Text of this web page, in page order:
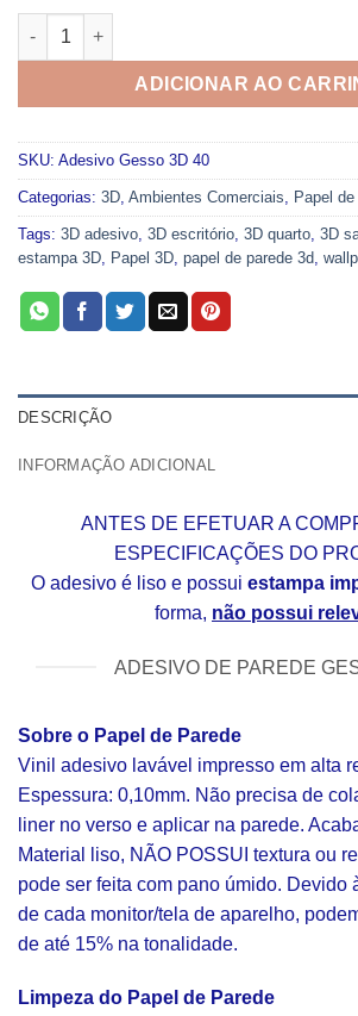
Adesivo de Parede Gesso 3D 040
ADICIONAR AO
SKU: Adesivo Gesso 3D 40
Categorias: 3D Ambientes Comerciais Papel
Tags: 3D adesivo 3D escritório 3D quarto 3D
estampa 3D
Papel 3D papel de parede 3d
DESCRIÇÃO
INFORMAÇÃO ADICIONAL
ANTES DE EFETUAR A
ESPECIFICAÇÕES DO
O adesivo é liso e possui estampa
forma, não possui
ADESIVO DE PAREDE
Sobre o Papel de Parede
Vinil adesivo lavável impresso em alta
Espessura: 0,10mm. Não precisa de
liner no verso e aplicar na parede.
Material liso, NÃO POSSUI textura ou
pode ser feita com pano úmido. Devido
de cada monitor/tela de aparelho,
de até 15% na tonalidade.
Limpeza do Papel de Parede